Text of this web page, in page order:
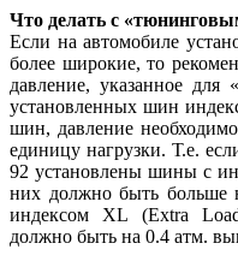
Что делать с
Если на автомобиле
более широкие, то
давление, указанное для
установленных шин
шин, давление
единицу нагрузки. Т.е.
92 установлены шины с
них должно быть больше
индексом XL (Extra
должно быть на 0.4 атм.